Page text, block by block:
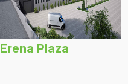
Erena Plaza